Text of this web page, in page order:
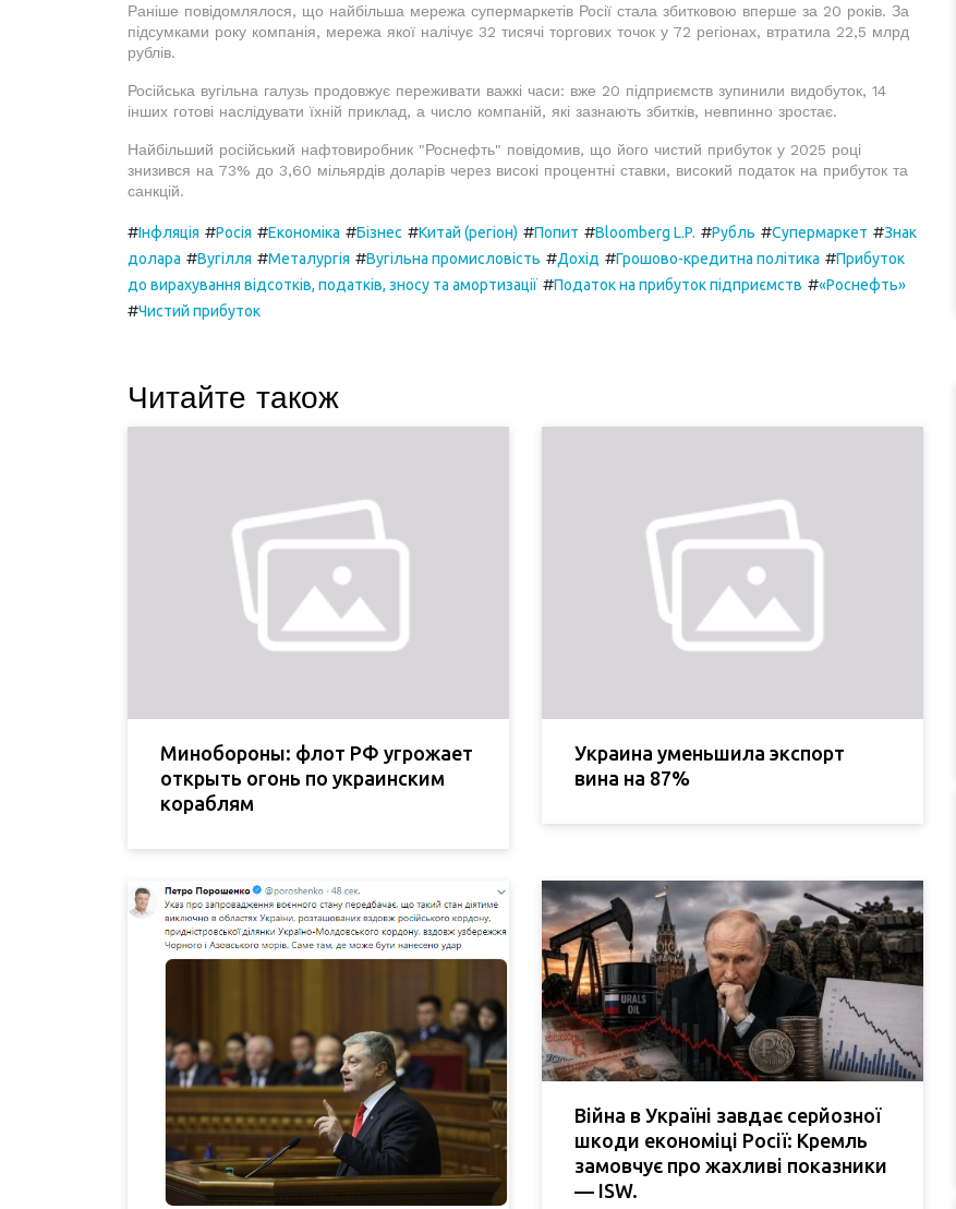
Раніше повідомлялося, що найбільша мережа супермаркетів Росії стала збитковою вперше за 20 років. За
підсумками року компанія, мережа якої налічує 32 тисячі торгових точок у 72 регіонах, втратила 22,5 млрд
рублів.
Російська вугільна галузь продовжує переживати важкі часи: вже 20 підприємств зупинили видобуток, 14
інших готові наслідувати їхній приклад, а число компаній, які зазнають збитків, невпинно зростає.
Найбільший російський нафтовиробник "Роснефть" повідомив, що його чистий прибуток у 2025 році
знизився на 73% до 3,60 мільярдів доларів через високі процентні ставки, високий податок на прибуток та
санкцій.
#Інфляція #Росія #Економіка #Бізнес #Китай (регіон) #Попит #Bloomberg L.P. #Рубль #Супермаркет #Знак
долара #Вугілля #Металургія #Вугільна промисловість #Дохід #Грошово-кредитна політика #Прибуток
до вирахування відсотків, податків, зносу та амортизації #Податок на прибуток підприємств #«Роснефть»
#Чистий прибуток
Читайте також
Минобороны: флот РФ угрожает
открыть огонь по украинским
кораблям
Украина уменьшила экспорт
вина на 87%
Війна в Україні завдає серйозної
шкоди економіці Росії: Кремль
замовчує про жахливі показники
— ISW.